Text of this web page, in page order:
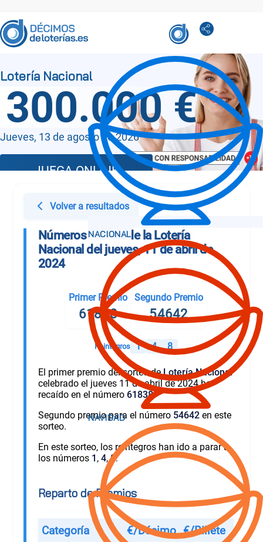
Volver a resultados
Números Sorteo de la Lotería
Nacional del jueves, 11 de abril de
2024
Primer Premio
61838
Segundo Premio
54642
Reintegros 1 4 8
El primer premio del sorteo deLotería Nacional
celebrado el jueves 11 de abril de 2024 ha
recaído en el número 61838.
Segundo premio para el número 54642en este
sorteo.
En este sorteo, los reintegros han ido a parar a
los números 1 , 4,8 .
Reparto de Premios
Categoría €/Décimo €/Billete
300.000 €
Jueves, 13 de agosto de 2026
JUEGA ONLINE